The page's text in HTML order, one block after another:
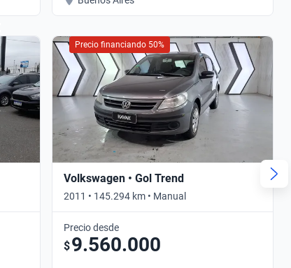
Precio financiando 50%
Volkswagen • Gol Trend
2011 • 145.294 km • Manual
Precio desde
$9.560.000